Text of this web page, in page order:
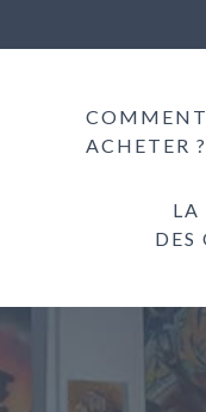
COMMENT
ACHETER ?
LA
DES